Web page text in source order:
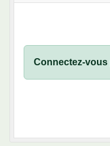
Connectez-vous